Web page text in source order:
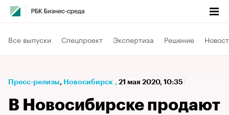
Все выпуски Спецпроект Экспертиза Решение
Пресс-релизы⁠, Новосибирск , 21 мая 2020, 10:35
В Новосибирске продают